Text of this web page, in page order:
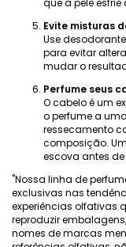
que a pele
Evite misturas
Use
para evitar
mudar o
Perfume seus
O cabelo é um
o perfume a
ressecamento
composição.
escova antes de
"Nossa linha de
exclusivas nas
experiências olfativas
reproduzir
nomes de marcas